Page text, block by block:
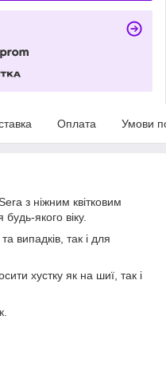
Оплата Умови
з ніжним квітковим
будь-якого віку.
випадків, так і для
хустку як на шиї, так і